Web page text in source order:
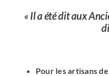
« Il a été dit aux
Pour les artisans